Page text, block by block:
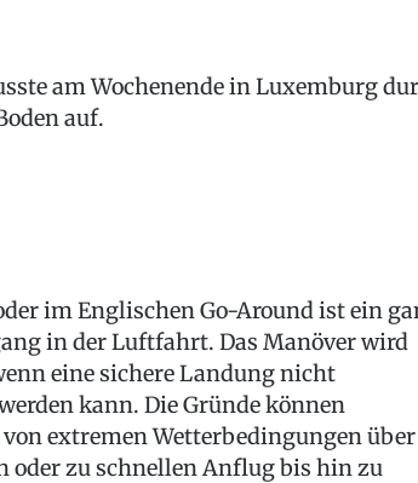
am Wochenende in Luxemburg
auf.
im Englischen Go-Around ist ein
in der Luftfahrt. Das Manöver wird
eine sichere Landung nicht
kann. Die Gründe können
extremen Wetterbedingungen über
oder zu schnellen Anflug bis hin zu